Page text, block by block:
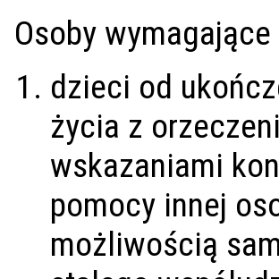
Osoby
dzieci od
życia z
wskazaniami
pomocy innej
możliwością